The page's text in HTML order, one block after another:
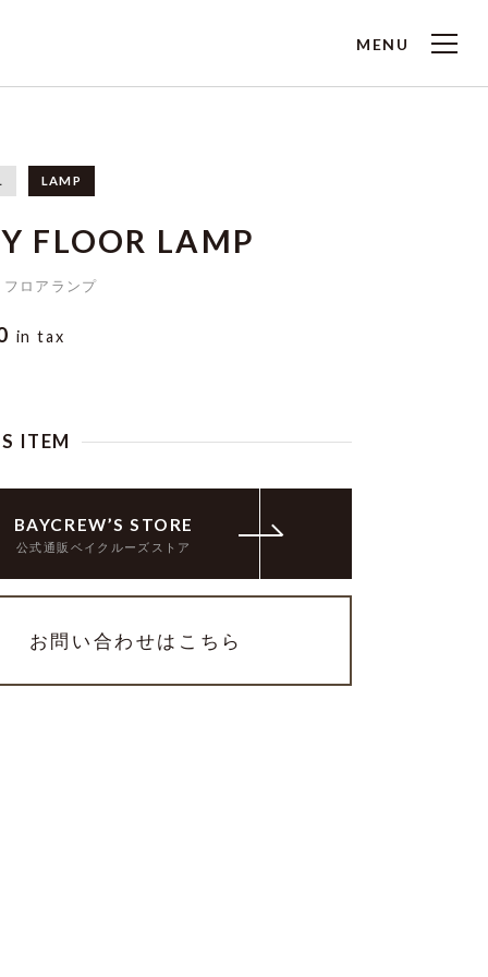
MENU
LAMP
FLOOR LAMP
ロアランプ
in tax
ITEM
BAYCREW’S STORE
公式通販ベイクルーズストア
お問い合わせはこちら